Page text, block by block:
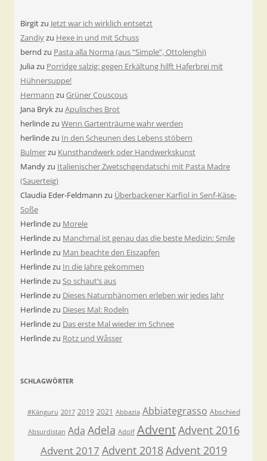
Birgitzu Jetzt war ich wirklich entsetzt
Zandiyzu Hexe in und mit Schuss
bernd zu Pasta alla Norma (aus “Simple”, Ottolenghi)
Juliazu Porridge salzig: gegen Erkältung hilft Haferbrei mit
Hühnersuppe!
Hermann zu Grüner Couscous
Jana Brykzu Apulisches Brot
herlindezu Wenn Gartenträume wahr werden
herlindezu In den Scheunen des Lebens stöbern
Bulmerzu Kunsthandwerk oder Handwerkskunst
Mandyzu Italienischer Zwetschgendatschi mit Pasta Madre
(Sauerteig)
Claudia Eder-Feldmann zu Überbackener Karfiol in Senf-Käse-
Soße
Herlindezu Morele
Herlindezu Manchmal ist genau das die beste Medizin: Smile
Herlindezu Man beachte den Eiszapfen
Herlindezu In die Jahre gekommen
Herlindezu So schaut’s aus
Herlindezu Dieses Naturphänomen erleben wir jedes Jahr
Herlindezu Dieses Mal: Rodeln
Herlindezu Das erste Mal wieder im Schnee
Herlindezu Rotz und Wåsser
SCHLAGWÖRTER
#Känguru 2017 2019 2021 Abbazia Abbiategrasso Abschied
Absurdistan Ada Adela Adolf AdventAdvent 2016
Advent 2017 Advent 2018Advent 2019